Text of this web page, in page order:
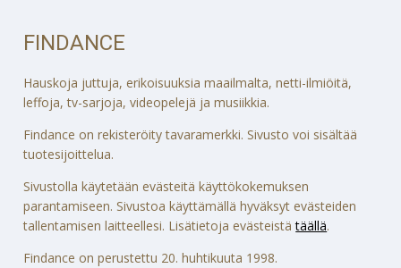
FINDANCE
Hauskoja juttuja, erikoisuuksia maailmalta, netti-ilmiöitä,
leffoja, tv-sarjoja, videopelejä ja musiikkia.
Findance on rekisteröity tavaramerkki. Sivusto voi sisältää
tuotesijoittelua.
Sivustolla käytetään evästeitä käyttökokemuksen
parantamiseen. Sivustoa käyttämällä hyväksyt evästeiden
tallentamisen laitteellesi. Lisätietoja evästeistätäällä.
Findance on perustettu 20. huhtikuuta 1998.